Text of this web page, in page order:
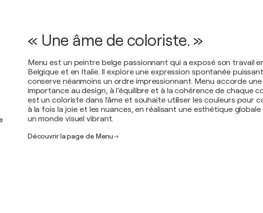
« Une âme de coloriste. »
Menu est un peintre belge passionnant qui a exposé son travail
Belgique et en Italie. Il explore une expression spontanée
conserve néanmoins un ordre impressionnant. Menu accorde
importance au design, à l’équilibre et à la cohérence de chaque
est un coloriste dans l'âme et souhaite utiliser les couleurs pour
à la fois la joie et les nuances, en réalisant une esthétique
un monde visuel vibrant.
Découvrir la page de Menu